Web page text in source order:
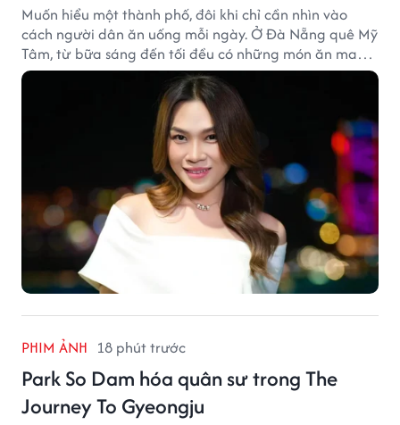
Muốn hiểu một thành phố, đôi khi chỉ cần nhìn vào
cách người dân ăn uống mỗi ngày. Ở Đà Nẵng quê Mỹ
Tâm, từ bữa sáng đến tối đều có những món ăn mang
đậm dấu ấn miền Trung.
PHIM ẢNH 18 phút trước
Park So Dam hóa quân sư trong The
Journey To Gyeongju